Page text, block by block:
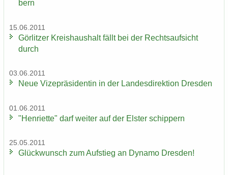
bern
15.06.2011
Gör­lit­zer Kreis­haus­halt fällt bei der Rechts­auf­sicht
durch
03.06.2011
Neue Vi­ze­prä­si­den­tin in der Lan­des­di­rek­ti­on Dres­den
01.06.2011
"Hen­ri­et­te" darf wei­ter auf der Els­ter schip­pern
25.05.2011
Glück­wunsch zum Auf­stieg an Dy­na­mo Dres­den!